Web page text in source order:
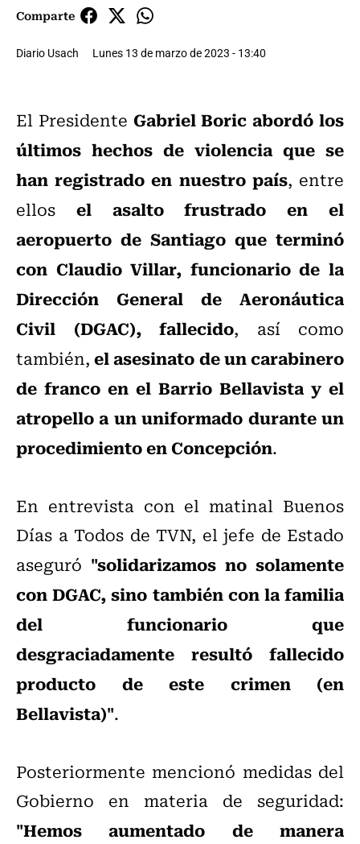
Comparte
Diario Usach Lunes 13 de marzo de 2023 - 13:40
El Presidente Gabriel Boric abordó los
últimos hechos de violencia que se
han registrado en nuestro país, entre
ellos el asalto frustrado en el
aeropuerto de Santiago que terminó
con Claudio Villar, funcionario de la
Dirección General de Aeronáutica
Civil (DGAC), fallecido, así como
también,el asesinato de un carabinero
de franco en el Barrio Bellavista y el
atropello a un uniformado durante un
procedimiento en Concepción.
En entrevista con el matinal Buenos
Días a Todos de TVN, el jefe de Estado
aseguró "solidarizamos no solamente
con DGAC, sino también con la familia
del funcionario que
desgraciadamente resultó fallecido
producto de este crimen (en
Bellavista)".
Posteriormente mencionó medidas del
Gobierno en materia de seguridad:
"Hemos aumentado de manera